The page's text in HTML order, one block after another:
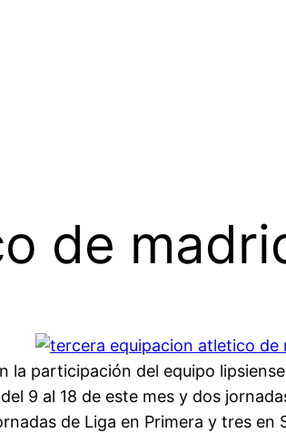
de
participación del equipo
9 al 18 de este mes y dos
de Liga en Primera y tres